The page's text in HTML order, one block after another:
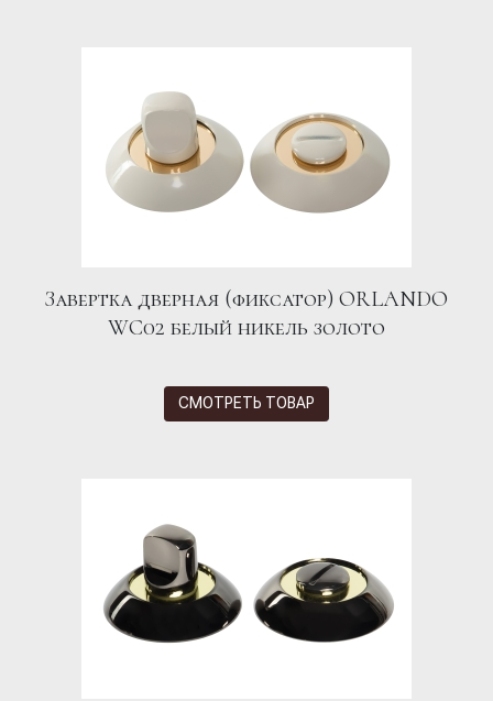
Завертка дверная (фиксатор) ORLANDO
WC02 белый никель золото
СМОТРЕТЬ ТОВАР